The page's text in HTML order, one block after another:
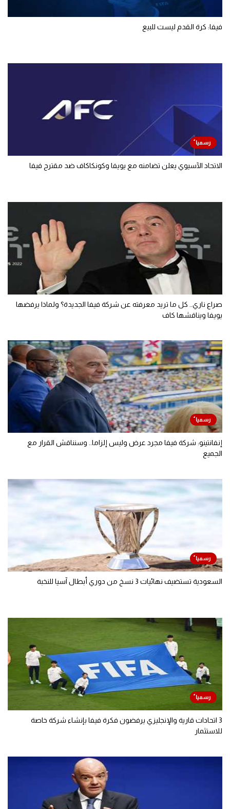
فيفا: كرة القدم ليست للبيع
الاتحاد الآسيوي يعلن تضامنه مع يويفا وكونكاكاف ضد مقترح فيفا
صراع ناري.. كل ما تريد معرفته عن شركة فيفا الجديدة؟ ولماذا يرفضها
يويفا ويناقشها كاف
إنفانتينو: شركة فيفا مجرد عرض وليس إلزاما.. وسنناقش القرار مع
الجميع
السعودية تستضيف نهائيات 3 نسخ من دوري أبطال آسيا للنخبة
3 اتحادات قارية والإنجليزي يرفضون فكرة فيفا بإنشاء شركة خاصة
للاستثمار